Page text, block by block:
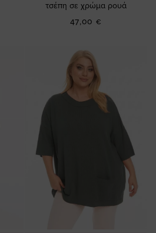
τσέπη σε χρώμα ρουά
47,00 €